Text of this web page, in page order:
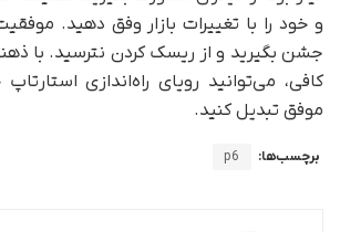
و خود را با تغییرات بازار وفق دهید.
جشن بگیرید و از ریسک کردن نترسید. با
کافی، می‌توانید رویای راه‌اندازی
موفق تبدیل کنید.
برچسب‌ها: p6